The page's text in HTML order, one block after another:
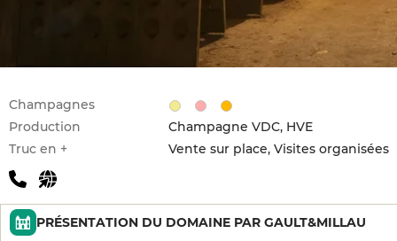
Champagnes
Production
Champagne VDC, HVE
Truc en +
Vente sur place, Visites organisées
PRÉSENTATION DU DOMAINE PAR GAULT&MILLAU